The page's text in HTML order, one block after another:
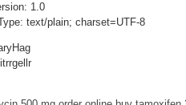
1.0
text/plain; charset=UTF-8